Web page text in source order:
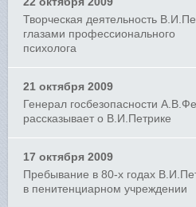
Творческая деятельность
глазами профессионального
психолога
21 октября 2009
Генерал госбезопасности
рассказывает о В.И.Петрике
17 октября 2009
Пребывание в 80-х годах
в пенитенциарном учреждении